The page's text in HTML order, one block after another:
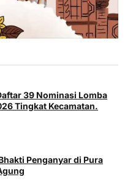
39 Nominasi Lomba
Tingkat Kecamatan.
Penganyar di Pura